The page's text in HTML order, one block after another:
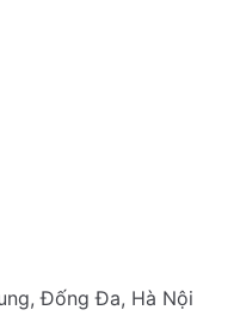
Đống Đa, Hà Nội